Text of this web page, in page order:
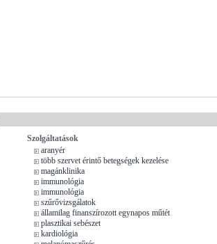
Szolgáltatások
aranyér
több szervet érintő betegségek kezelése
magánklinika
immunológia
immunológia
szűrővizsgálatok
államilag finanszírozott egynapos műtét
plasztikai sebészet
kardiológia